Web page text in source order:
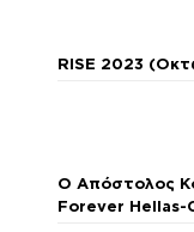
RISE 2023
Ο Απόστολος
Forever Hellas-